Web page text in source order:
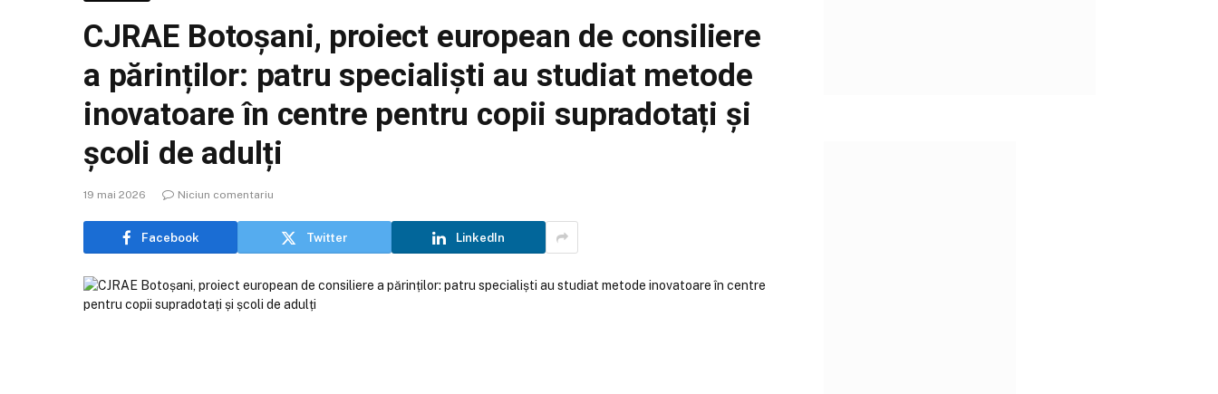
CJRAE Botoșani, proiect european de consiliere
a părinților: patru specialiști au studiat metode
inovatoare în centre pentru copii supradotați și
școli de adulți
19 mai 2026 Niciun comentariu
Facebook Twitter LinkedIn